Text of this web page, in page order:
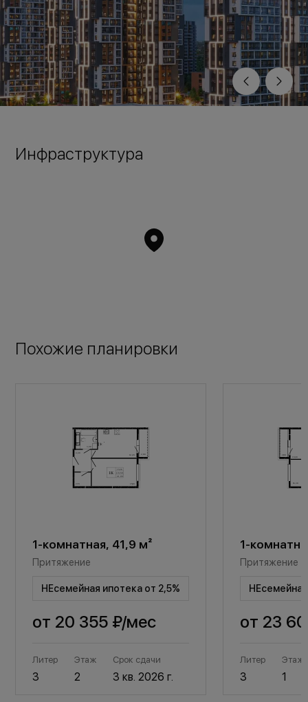
Инфраструктура
Похожие планировки
1-комнатная, 41,9 м²
Притяжение
НЕсемейная ипотека от 2,5%
от 20 355 ₽/мес
Литер
3
Этаж
2
Срок сдачи
3 кв. 2026 г.
1-
Притяжение
от 23
Литер
3
Этаж
1